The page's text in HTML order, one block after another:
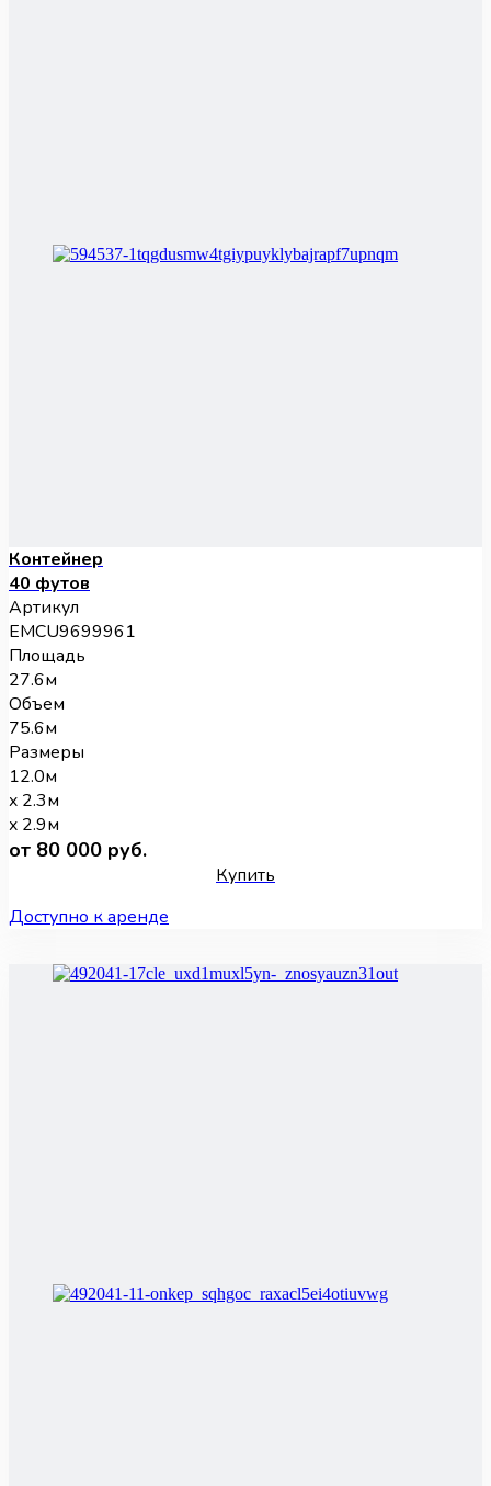
Контейнер
40 футов
Артикул
EMCU9699961
Площадь
27.6м
Объем
75.6м
Размеры
12.0м
x 2.3м
x 2.9м
от 80 000 руб.
Купить
Доступно к аренде